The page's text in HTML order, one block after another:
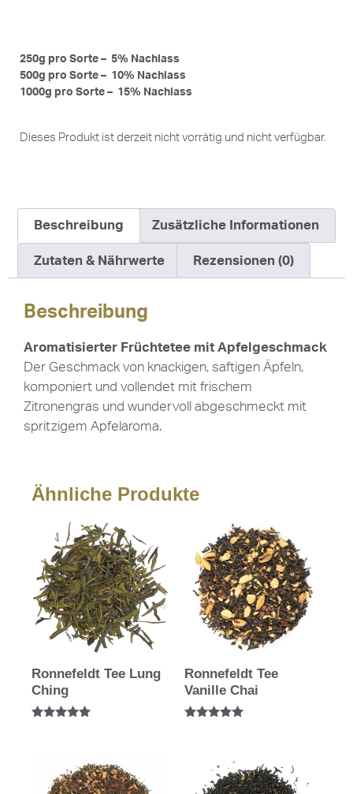
250g pro Sorte – 5% Nachlass
500g pro Sorte – 10% Nachlass
1000g pro Sorte – 15% Nachlass
Dieses Produkt ist derzeit nicht vorrätig und nicht verfügbar.
Beschreibung Zusätzliche Informationen
Zutaten & Nährwerte Rezensionen (0)
Beschreibung
Aromatisierter Früchtetee mit Apfelgeschmack
Der Geschmack von knackigen, saftigen Äpfeln,
komponiert und vollendet mit frischem
Zitronengras und wundervoll abgeschmeckt mit
spritzigem Apfelaroma.
Ähnliche Produkte
Ronnefeldt Tee Lung
Ching
Ronnefeldt Tee
Vanille Chai